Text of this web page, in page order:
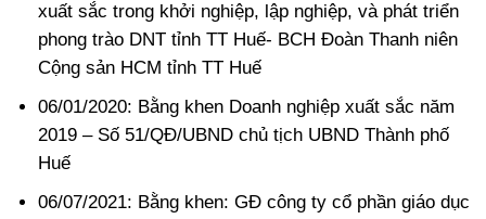
xuất sắc trong khởi nghiệp, lập nghiệp, và phát triển
phong trào DNT tỉnh TT Huế- BCH Đoàn Thanh niên
Cộng sản HCM tỉnh TT Huế
06/01/2020: Bằng khen Doanh nghiệp xuất sắc năm
2019 – Số 51/QĐ/UBND chủ tịch UBND Thành phố
Huế
06/07/2021: Bằng khen: GĐ công ty cổ phần giáo dục